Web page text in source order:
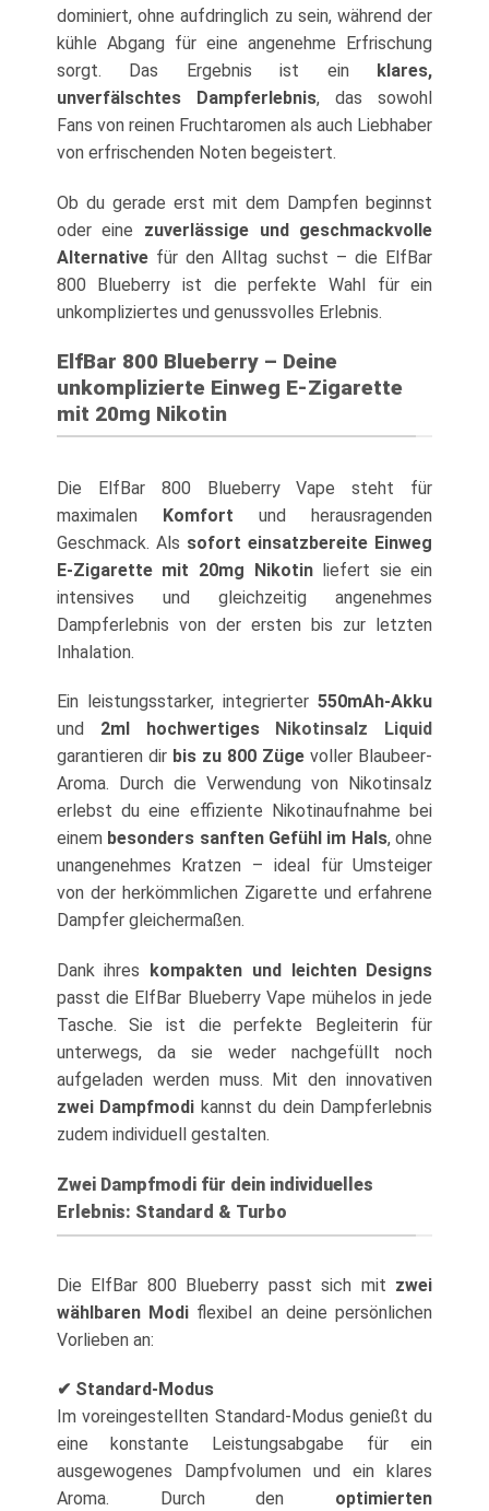
dominiert, ohne aufdringlich zu sein, während der
kühle Abgang für eine angenehme Erfrischung
sorgt. Das Ergebnis ist ein klares,
unverfälschtes Dampferlebnis, das sowohl
Fans von reinen Fruchtaromen als auch Liebhaber
von erfrischenden Noten begeistert.
Ob du gerade erst mit dem Dampfen beginnst
oder eine zuverlässige und geschmackvolle
Alternativefür den Alltag suchst – die ElfBar
800 Blueberry ist die perfekte Wahl für ein
unkompliziertes und genussvolles Erlebnis.
ElfBar 800 Blueberry – Deine
unkomplizierte Einweg E-Zigarette
mit 20mg Nikotin
Die ElfBar 800 Blueberry Vape steht für
maximalen Komfort und herausragenden
Geschmack. Als sofort einsatzbereite Einweg
E-Zigarette mit 20mg Nikotinliefert sie ein
intensives und gleichzeitig angenehmes
Dampferlebnis von der ersten bis zur letzten
Inhalation.
Ein leistungsstarker, integrierter550mAh-Akku
und 2ml hochwertiges
Nikotinsalz Liquid
garantieren dir bis zu 800 Züge voller Blaubeer-
Aroma. Durch die Verwendung von Nikotinsalz
erlebst du eine effiziente Nikotinaufnahme bei
einem besonders sanften Gefühl im Hals, ohne
unangenehmes Kratzen – ideal für Umsteiger
von der herkömmlichen Zigarette und erfahrene
Dampfer gleichermaßen.
Dank ihres
kompakten und leichten Designs
passt die ElfBar Blueberry Vape mühelos in jede
Tasche. Sie ist die perfekte Begleiterin für
unterwegs, da sie weder nachgefüllt noch
aufgeladen werden muss. Mit den innovativen
zwei Dampfmodi kannst du dein Dampferlebnis
zudem individuell gestalten.
Zwei Dampfmodi für dein individuelles
Erlebnis: Standard & Turbo
Die ElfBar 800 Blueberry passt sich mit zwei
wählbaren Modi flexibel an deine persönlichen
Vorlieben an:
✔ Standard-Modus
Im voreingestellten Standard-Modus genießt du
eine konstante Leistungsabgabe für ein
ausgewogenes Dampfvolumen und ein klares
Aroma. Durch den optimierten